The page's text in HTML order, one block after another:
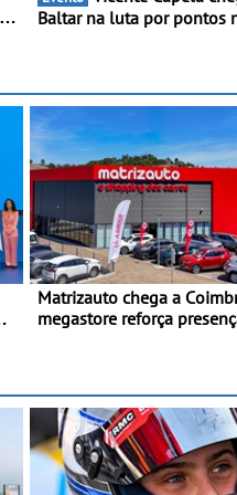
Baltar na luta por pontos
de regressar ao pódio
Matrizauto chega a
megastore reforça